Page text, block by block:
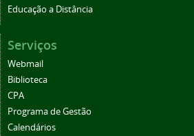
Educação a Distância
Serviços
Webmail
Biblioteca
CPA
Programa de Gestão
Calendários